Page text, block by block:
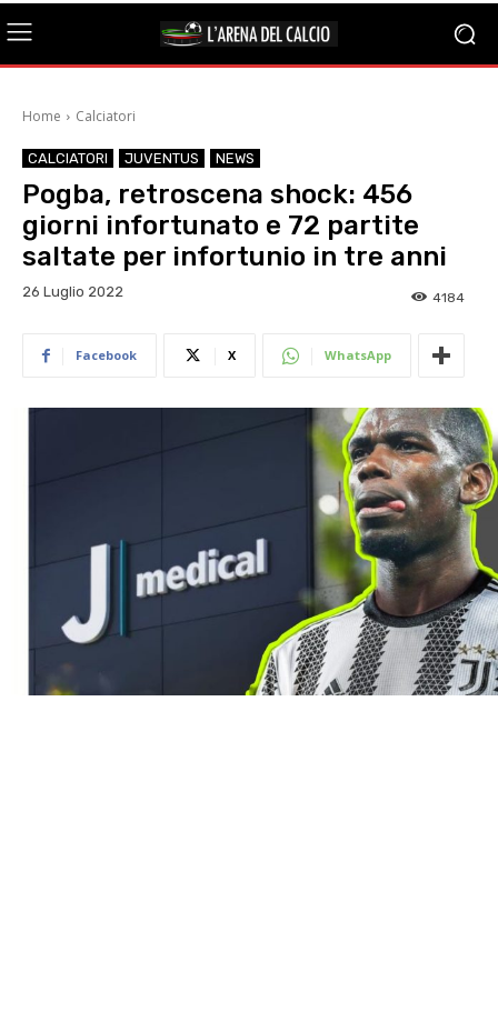
Home Calciatori
CALCIATORI JUVENTUS NEWS
Pogba, retroscena shock: 456
giorni infortunato e 72 partite
saltate per infortunio in tre anni
26 Luglio 2022 4184
Facebook X WhatsApp